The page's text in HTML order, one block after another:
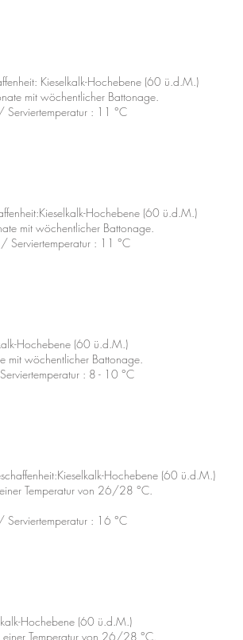
Kieselkalk-Hochebene (60 ü.d.M.)
mit wöchentlicher Battonage.
Serviertemperatur : 11 °C
Hochebene (60 ü.d.M.)
mit wöchentlicher Battonage.
Serviertemperatur : 11 °C
Hochebene (60 ü.d.M.)
mit wöchentlicher Battonage.
: 8 - 10 °C
Hochebene (60 ü.d.M.)
Temperatur von 26/28 °C.
Serviertemperatur : 16 °C
Hochebene (60 ü.d.M.)
einer Temperatur von 26/28 °C.